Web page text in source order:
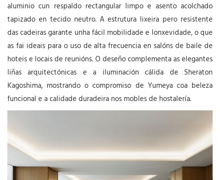
aluminio cun respaldo rectangular limpo e asento acolchado
tapizado en tecido neutro. A estrutura lixeira pero resistente
das cadeiras garante unha fácil mobilidade e lonxevidade, o que
as fai ideais para o uso de alta frecuencia en salóns de baile de
hoteis e locais de reunións. O deseño complementa as elegantes
liñas arquitectónicas e a iluminación cálida de Sheraton
Kagoshima, mostrando o compromiso de Yumeya coa beleza
funcional e a calidade duradeira nos mobles de hostalería.